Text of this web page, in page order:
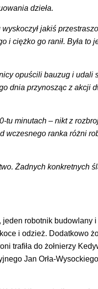
dzieła.
jakiś
i ciężko go ranił. Była to
opuścili bauzug i udali
dnia przynosząc z akcji
tu minutach – nikt z
wczesnego ranka różni
Żadnych konkretnych
robotnik budowlany i
i odzież. Dodatkowo
trafiła do żołnierzy
Jan Orła-